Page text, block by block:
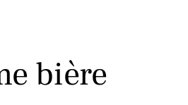
bière